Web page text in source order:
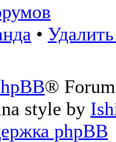
•
®
style by
phpBB